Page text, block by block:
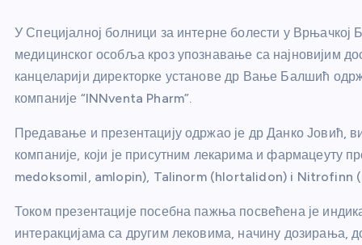
У Специјалној болници за интерне болести у Врњачкој
медицинског особља кроз упознавање са најновијим
канцеларији директорке установе др Вање Балшић
компаније “INNventa Pharm”.
Предавање и презентацију одржао је др Данко Јовић,
компаније, који је присутним лекарима и фармацеуту
medoksomil, amlopin), Talinorm (hlortalidon) i Nitrofinn
Током презентације посебна пажња посвећена је
интеракцијама са другим лековима, начину дозирања,